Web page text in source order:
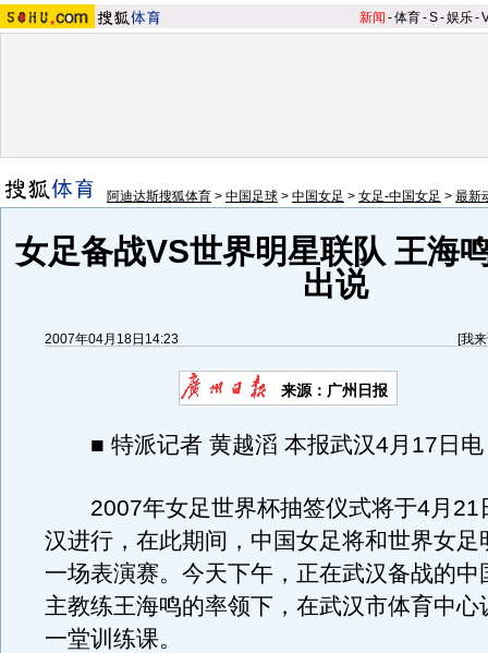
新闻 -体育-S-娱乐-
阿迪达斯搜狐体育 > 中国足球 > 中国女足 > 女足-中国女足 > 最新
女足备战VS世界明星联队 王海
出说
2007年04月18日14:23 [我
来源：广州日报
■ 特派记者 黄越滔 本报武汉4月17日电
2007年女足世界杯抽签仪式将于4月21
汉进行，在此期间，中国女足将和世界女足
一场表演赛。今天下午，正在武汉备战的中
主教练王海鸣的率领下，在武汉市体育中心
一堂训练课。